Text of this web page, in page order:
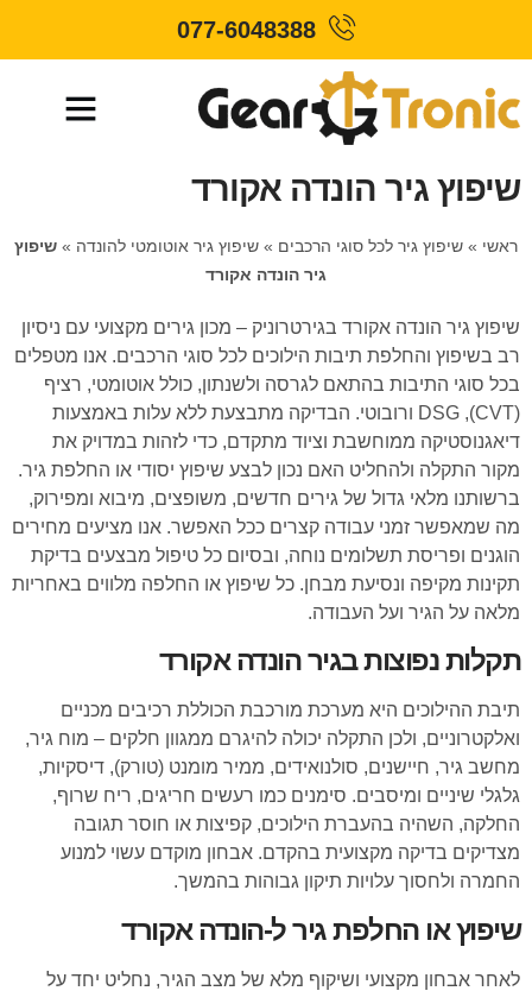
077-6048388
שיפוץ גיר הונדה אקורד
ראשי » שיפוץ גיר לכל סוגי הרכבים » שיפוץ גיר אוטומטי להונדה » שיפוץ
גיר הונדה אקורד
שיפוץ גיר הונדה אקורד בגירטרוניק – מכון גירים מקצועי עם ניסיון
רב בשיפוץ והחלפת תיבות הילוכים לכל סוגי הרכבים. אנו מטפלים
בכל סוגי התיבות בהתאם לגרסה ולשנתון, כולל אוטומטי, רציף
(CVT), DSG ורובוטי. הבדיקה מתבצעת ללא עלות באמצעות
דיאגנוסטיקה ממוחשבת וציוד מתקדם, כדי לזהות במדויק את
מקור התקלה ולהחליט האם נכון לבצע שיפוץ יסודי או החלפת גיר.
ברשותנו מלאי גדול של גירים חדשים, משופצים, מיבוא ומפירוק,
מה שמאפשר זמני עבודה קצרים ככל האפשר. אנו מציעים מחירים
הוגנים ופריסת תשלומים נוחה, ובסיום כל טיפול מבצעים בדיקת
תקינות מקיפה ונסיעת מבחן. כל שיפוץ או החלפה מלווים באחריות
מלאה על הגיר ועל העבודה.
תקלות נפוצות בגיר הונדה אקורד
תיבת ההילוכים היא מערכת מורכבת הכוללת רכיבים מכניים
ואלקטרוניים, ולכן התקלה יכולה להיגרם ממגוון חלקים – מוח גיר,
מחשב גיר, חיישנים, סולנואידים, ממיר מומנט (טורק), דיסקיות,
גלגלי שיניים ומיסבים. סימנים כמו רעשים חריגים, ריח שרוף,
החלקה, השהיה בהעברת הילוכים, קפיצות או חוסר תגובה
מצדיקים בדיקה מקצועית בהקדם. אבחון מוקדם עשוי למנוע
החמרה ולחסוך עלויות תיקון גבוהות בהמשך.
שיפוץ או החלפת גיר ל-הונדה אקורד
לאחר אבחון מקצועי ושיקוף מלא של מצב הגיר, נחליט יחד על